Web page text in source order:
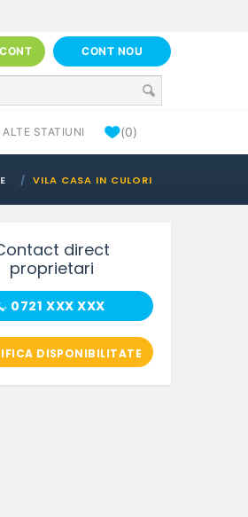
CONT NOU
ALTE STATIUNI (0)
VILA CASA IN CULORI
direct
proprietari
0721 XXX XXX
DISPONIBILITATE